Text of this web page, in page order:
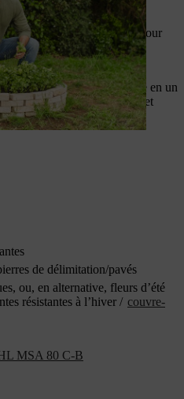
souche d’arbre est idéale pour
une souche d’arbre en un
fraîches, avec élégance et
de délimitation/pavés
ou, en alternative, fleurs d’été
résistantes à l’hiver / couvre-
MSA 80 C-B